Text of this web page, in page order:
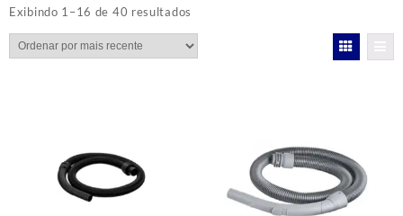
Exibindo 1–16 de 40 resultados
mais